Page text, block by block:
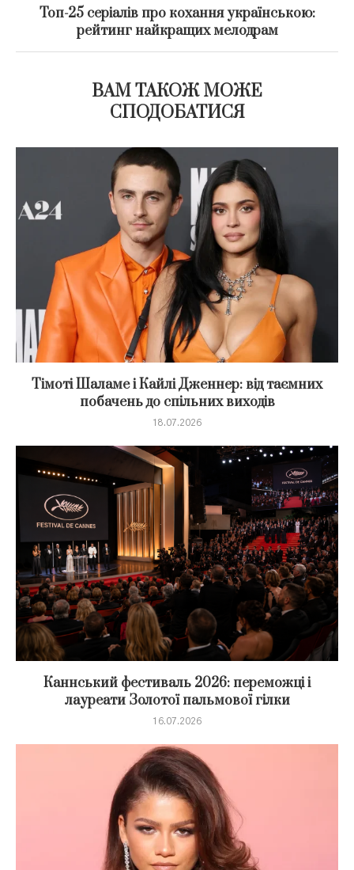
Топ-25 серіалів про кохання українською:
рейтинг найкращих мелодрам
ВАМ ТАКОЖ МОЖЕ
СПОДОБАТИСЯ
Тімоті Шаламе і Кайлі Дженнер: від таємних
побачень до спільних виходів
18.07.2026
Каннський фестиваль 2026: переможці і
лауреати Золотої пальмової гілки
16.07.2026